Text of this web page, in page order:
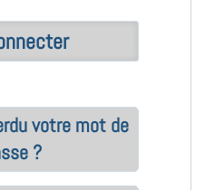
votre mot de
?